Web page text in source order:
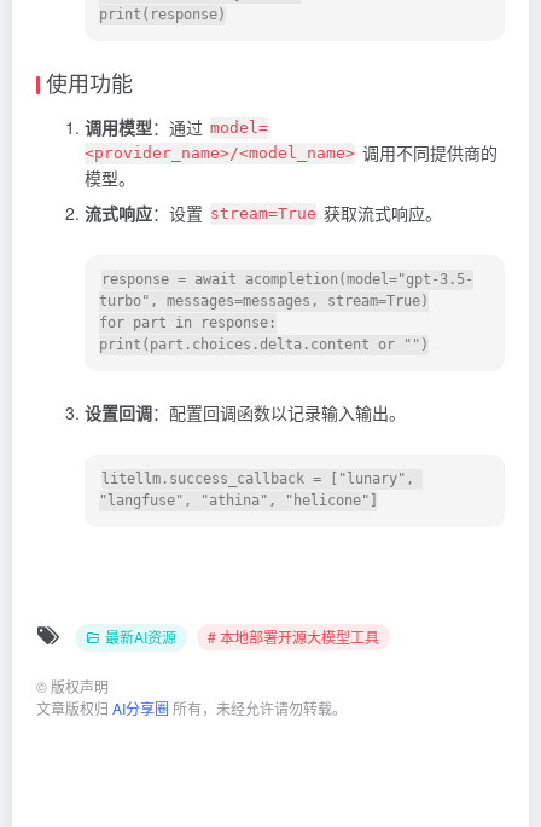
使用功能
调用模型：通过 model=
<provider_name>/<model_name> 调用不同提供商的
模型。
流式响应：设置 stream=True 获取流式响应。
response = await acompletion(model="gpt-3.5-
turbo", messages=messages, stream=True)
for part in response:
设置回调：配置回调函数以记录输入输出。
litellm.success_callback = ["lunary",
"langfuse", "athina", "helicone"]
最新AI资源 # 本地部署开源大模型工具
© 版权声明
文章版权归 AI分享圈 所有，未经允许请勿转载。